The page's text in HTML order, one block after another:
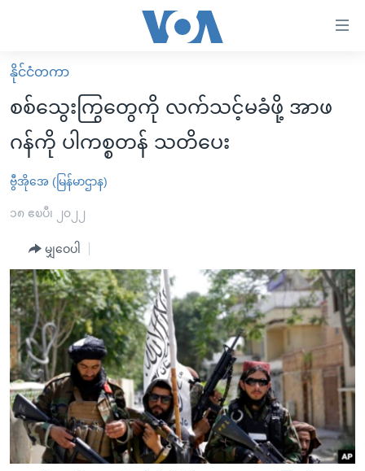
လွယ်ကူ
စေ
သည့်
Link
များ
ပင်မ
ကျော်
ကြည့်
ရန်
ပင်မ
အ
ညွန်း
စာမျက်နှာ
ကျော်
မူလစာမျက်နှာ
မြန်မာ
ကမ္ဘာ့သတင်းများ
နိုင်ငံတကာ
အစ္စရေး-ပါလက်စတိုင်း
ဗွီဒီယို
အင်္ဂလိပ်စာလေ့လာမယ်
အမေရိကန်သုံးအီဒီယံ
မကြေးမုံရဲ့ အင်္ဂလိပ်စာ
ရုပ်ရှင်ထဲက အင်္ဂလိပ်စာ
သုတပဒေသာ အင်္ဂလိပ်စာ
အပတ်စဉ်ကဏ္ဍများ
ရေဒီယို
တီဗွီ
ရေဒီယိုနှင့်ရုပ်သံ အချက်အလက်များ
ရေဒီယို/တီဗွီအစီအစဉ်
Learning English
ဗွီအိုအေ လူမှုကွန်ယက်များ
နိုင်ငံတကာ
စစ်သွေးကြွတွေကို လက်သင့်မခံဖို့ အာဖ
ဂန်ကို ပါကစ္စတန် သတိပေး
ဗွီအိုအေ (မြန်မာဌာန)
၁၈ ဧၿပီ၊ ၂၀၂၂
မျှဝေပါ